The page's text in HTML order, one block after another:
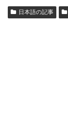
日本語の記事